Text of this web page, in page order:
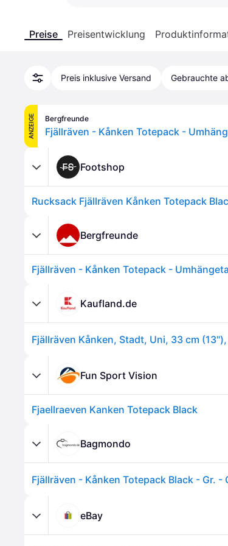
Preise Preisentwicklung
Preis inklusive Versand Gebrauchte
ANZEIGE Bergfreunde
Footshop
Rucksack Fjällräven Kånken Totepack
Bergfreunde
Kaufland.de
Fun Sport Vision
Fjaellraeven Kanken Totepack Black
Bagmondo
Fjällräven - Kånken Totepack Black - Gr. -
eBay